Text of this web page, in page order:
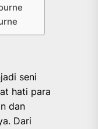
seni
hati para
dan
Dari